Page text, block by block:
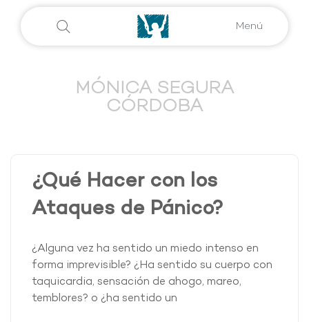
Menú
MÓNICA SEGURA
CÓRDOBA
¿Qué Hacer con los
Ataques de Pánico?
¿Alguna vez ha sentido un miedo intenso en
forma imprevisible? ¿Ha sentido su cuerpo con
taquicardia, sensación de ahogo, mareo,
temblores? o ¿ha sentido un